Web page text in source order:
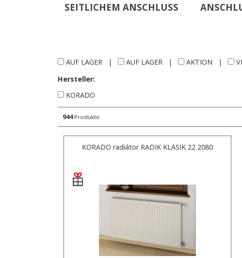
SEITLICHEM ANSCHLUSS
AUF LAGER | AUF LAGER | AKTION |
Hersteller:
KORADO
944 Produkte
KORADO radiátor RADIK KLASIK 22 2080